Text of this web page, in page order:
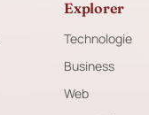
Explorer
Technologie
Business
Web